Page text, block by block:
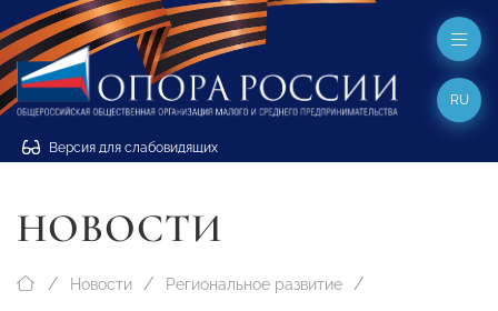
Версия для слабовидящих
RU
НОВОСТИ
Новости Региональное развитие